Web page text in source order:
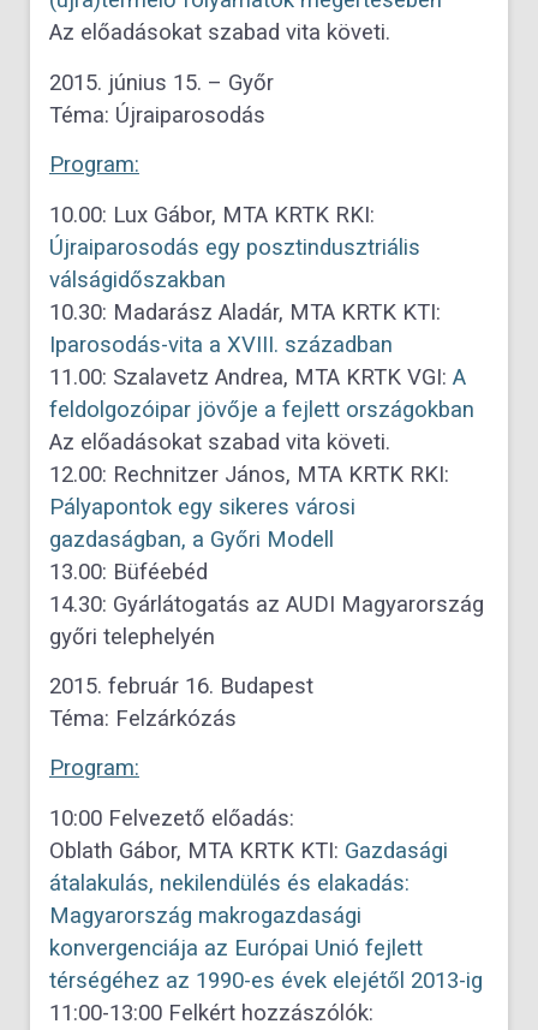
Az előadásokat szabad vita követi.
2015. június 15. – Győr
Téma: Újraiparosodás
Program:
10.00: Lux Gábor, MTA KRTK RKI:
Újraiparosodás egy posztindusztriális
válságidőszakban
10.30: Madarász Aladár, MTA KRTK KTI:
Iparosodás-vita a XVIII. században
11.00: Szalavetz Andrea, MTA KRTK VGI: A
feldolgozóipar jövője a fejlett országokban
Az előadásokat szabad vita követi.
12.00: Rechnitzer János, MTA KRTK RKI:
Pályapontok egy sikeres városi
gazdaságban, a Győri Modell
13.00: Büféebéd
14.30: Gyárlátogatás az AUDI Magyarország
győri telephelyén
2015. február 16. Budapest
Téma: Felzárkózás
Program:
10:00 Felvezető előadás:
Oblath Gábor, MTA KRTK KTI: Gazdasági
átalakulás, nekilendülés és elakadás:
Magyarország makrogazdasági
konvergenciája az Európai Unió fejlett
térségéhez az 1990-es évek elejétől 2013-ig
11:00-13:00 Felkért hozzászólók: